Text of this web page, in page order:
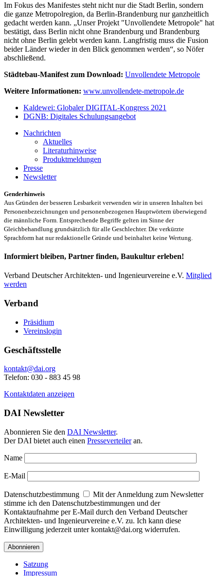
Im Fokus des Manifestes steht nicht nur die Stadt Berlin, sondern
die ganze Metropolregion, da Berlin-Brandenburg nur ganzheitlich
gedacht werden kann. „Unser Projekt "Unvollendete Metropole" hat
bestätigt, dass Berlin nicht ohne Brandenburg und Brandenburg
nicht ohne Berlin gelebt werden kann. Langfristig muss die Fusion
beider Länder wieder in den Blick genommen werden“, so Nöfer
abschließend.
Städtebau-Manifest zum Download: Unvollendete Metropole
Weitere Informationen: www.unvollendete-metropole.de
Kaldewei: Globaler DIGITAL-Kongress 2021
DGNB: Digitales Schulungsangebot
Nachrichten
Aktuelles
Literaturhinweise
Produktmeldungen
Presse
Newsletter
Genderhinweis
Aus Gründen der besseren Lesbarkeit verwenden wir in unseren Inhalten bei
Personenbezeichnungen und personenbezogenen Hauptwörtern überwiegend
die männliche Form. Entsprechende Begriffe gelten im Sinne der
Gleichbehandlung grundsätzlich für alle Geschlechter. Die verkürzte
Sprachform hat nur redaktionelle Gründe und beinhaltet keine Wertung.
Informiert bleiben, Partner finden, Baukultur erleben!
Verband Deutscher Architekten- und Ingenieurvereine e.V. Mitglied
werden
Verband
Präsidium
Vereinslogin
Geschäftsstelle
kontakt@dai.org
Telefon: 030 - 883 45 98
Kontaktdaten anzeigen
DAI Newsletter
Abonnieren Sie den DAI Newsletter.
Der DAI bietet auch einen Presseverteileran.
Name
E-Mail
Datenschutzbestimmung
Mit der Anmeldung zum Newsletter
stimme ich den Datenschutzbestimmungen und der
Kontaktaufnahme per E-Mail durch den Verband Deutscher
Architekten- und Ingenieurvereine e.V. zu. Ich kann diese
Einwilligung jederzeit unter kontakt@dai.org widerrufen.
Satzung
Impressum